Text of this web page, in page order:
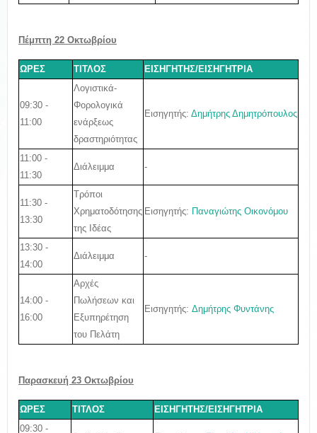
Πέμπτη 22 Οκτωβρίου
ΩΡΕΣ ΤΙΤΛΟΣ ΕΙΣΗΓΗΤΗΣ/ΕΙΣΗΓΗΤΡΙΑ
09:30 -
11:00
Λογιστικά-
Φορολογικά
ενάρξεως
δραστηριότητας
Εισηγητής: Δημήτρης Δημητρόπουλος
11:00 -
11:30
Διάλειμμα -
11:30 -
13:30
Τρόποι
Χρηματοδότησης
της Ιδέας
Εισηγητής: Παναγιώτης Οικονόμου
13:30 -
14:00
Διάλειμμα -
14:00 -
16:00
Αρχές
Πωλήσεων και
Εξυπηρέτηση
του Πελάτη
Εισηγητής: Δημήτρης Φυντάνης
Παρασκευή 23 Οκτωβρίου
ΩΡΕΣ ΤΙΤΛΟΣ
ΕΙΣΗΓΗΤΗΣ/ΕΙΣΗΓΗΤΡΙΑ
09:30 -